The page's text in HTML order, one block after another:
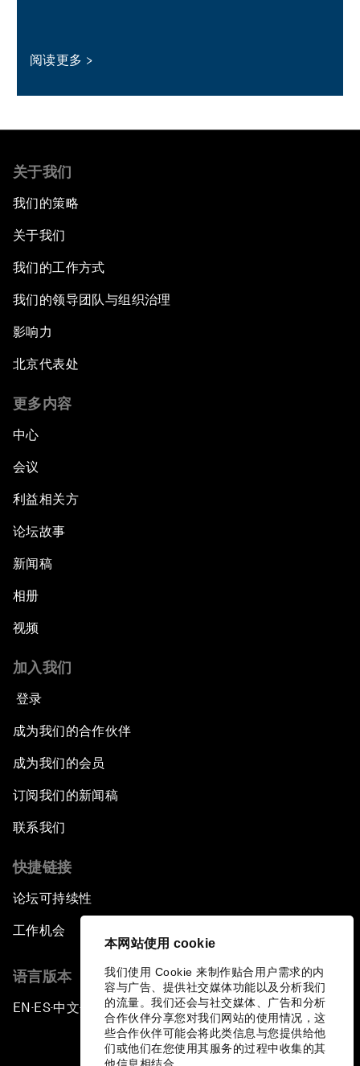
本网站使用 cookie
我们使用 Cookie 来制作贴合用户需求的内
容与广告、提供社交媒体功能以及分析我们
的流量。我们还会与社交媒体、广告和分析
合作伙伴分享您对我们网站的使用情况，这
些合作伙伴可能会将此类信息与您提供给他
们或他们在您使用其服务的过程中收集的其
阅读更多
关于我们
我们的策略
关于我们
我们的工作方式
我们的领导团队与组织治理
影响力
北京代表处
更多内容
中心
会议
利益相关方
论坛故事
新闻稿
相册
视频
加入我们
登录
成为我们的合作伙伴
成为我们的会员
订阅我们的新闻稿
联系我们
快捷链接
论坛可持续性
工作机会
语言版本
EN ▪ ES▪中文▪ 日本語